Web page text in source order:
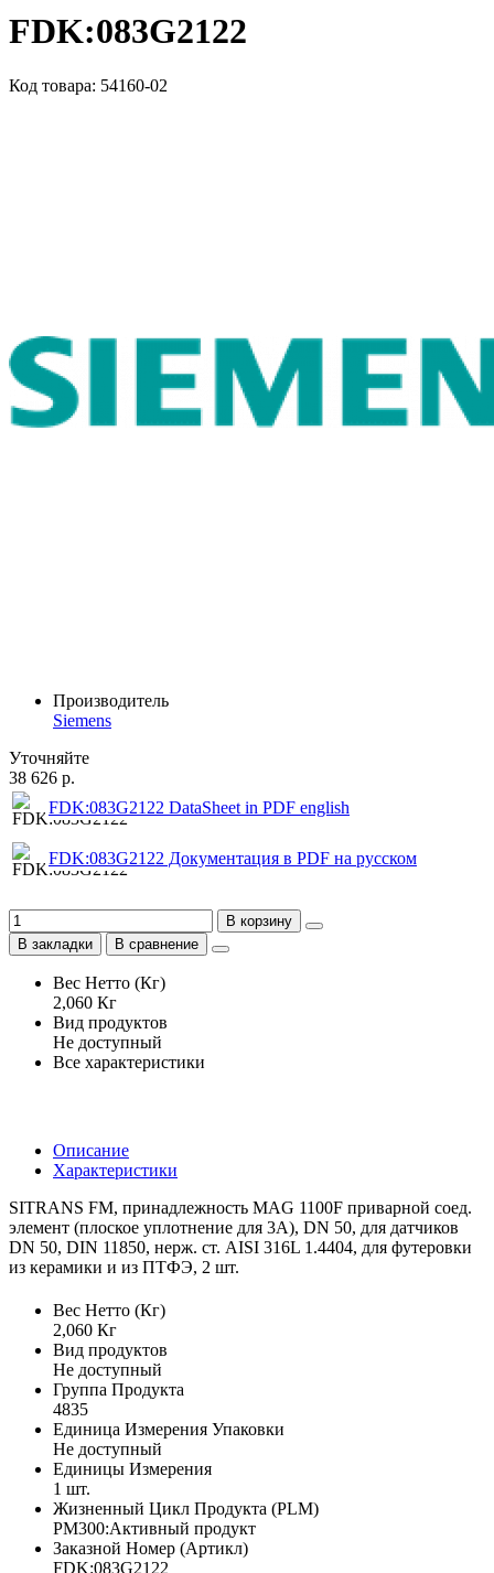
FDK:083G2122
Код товара: 54160-02
Производитель
Siemens
Уточняйте
38 626 р.
FDK:083G2122 DataSheet in PDF english
FDK:083G2122 Документация в PDF на русском
В корзину
В закладки
В сравнение
Вес Нетто (Кг)
2,060 Кг
Вид продуктов
Не доступный
Все характеристики
Описание
Характеристики
SITRANS FM, принадлежность MAG 1100F приварной соед.
элемент (плоское уплотнение для 3A), DN 50, для датчиков
DN 50, DIN 11850, нерж. ст. AISI 316L 1.4404, для футеровки
из керамики и из ПТФЭ, 2 шт.
Вес Нетто (Кг)
2,060 Кг
Вид продуктов
Не доступный
Группа Продукта
4835
Единица Измерения Упаковки
Не доступный
Единицы Измерения
1 шт.
Жизненный Цикл Продукта (PLM)
PM300:Активный продукт
Заказной Номер (Артикл)
FDK:083G2122